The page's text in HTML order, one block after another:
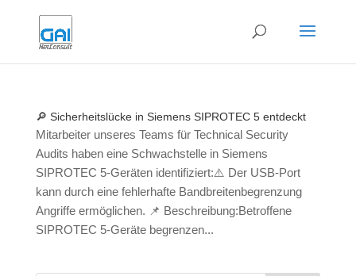
🔎 Sicherheitslücke in Siemens SIPROTEC 5 entdeckt
Mitarbeiter unseres Teams für Technical Security
Audits haben eine Schwachstelle in Siemens
SIPROTEC 5-Geräten identifiziert:⚠️ Der USB-Port
kann durch eine fehlerhafte Bandbreitenbegrenzung
Angriffe ermöglichen. 📌 Beschreibung:Betroffene
SIPROTEC 5-Geräte begrenzen...